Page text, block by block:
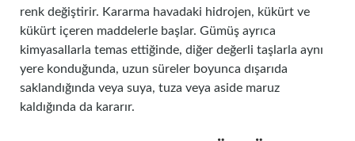
renk değiştirir. Kararma havadaki hidrojen, kükürt ve
kükürt içeren maddelerle başlar. Gümüş ayrıca
kimyasallarla temas ettiğinde, diğer değerli taşlarla aynı
yere konduğunda, uzun süreler boyunca dışarıda
saklandığında veya suya, tuza veya aside maruz
kaldığında da kararır.